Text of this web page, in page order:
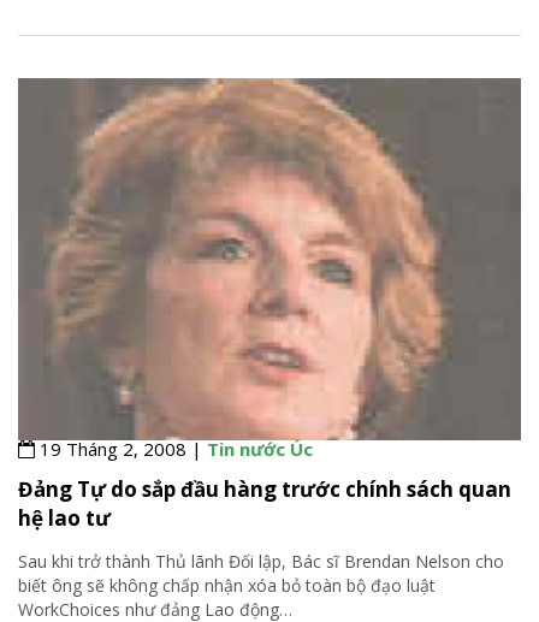
19 Tháng 2, 2008 |Tin nước Úc
Đảng Tự do sắp đầu hàng trước chính sách quan
hệ lao tư
Sau khi trở thành Thủ lãnh Đối lập, Bác sĩ Brendan Nelson cho
biết ông sẽ không chấp nhận xóa bỏ toàn bộ đạo luật
WorkChoices như đảng Lao động…